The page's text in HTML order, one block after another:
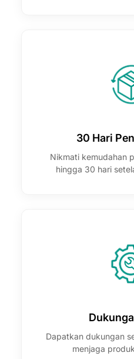
30 Hari
Nikmati kemudahan
hingga 30 hari
Dapatkan dukungan
menjaga